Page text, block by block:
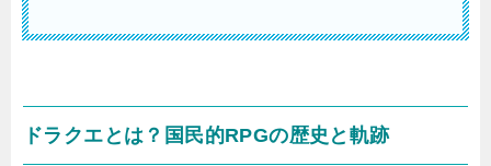
ドラクエとは？国民的RPGの歴史と軌跡